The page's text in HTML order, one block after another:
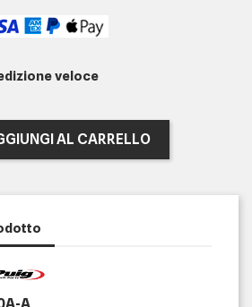
veloce
AL CARRELLO
A